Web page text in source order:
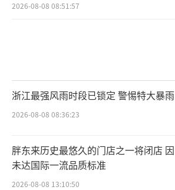
2026-08-08 08:51:57
浙江最强风雨时段已锁定 警惕特大暴雨
2026-08-08 08:36:23
胖东来历史最悠久的门店之一将闭店 因
未达国际一流品质标准
2026-08-08 13:10:50